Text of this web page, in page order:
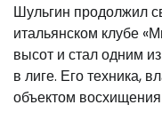
Шульгин продолжил
итальянском клубе
высот и стал одним
в лиге. Его техника,
объектом